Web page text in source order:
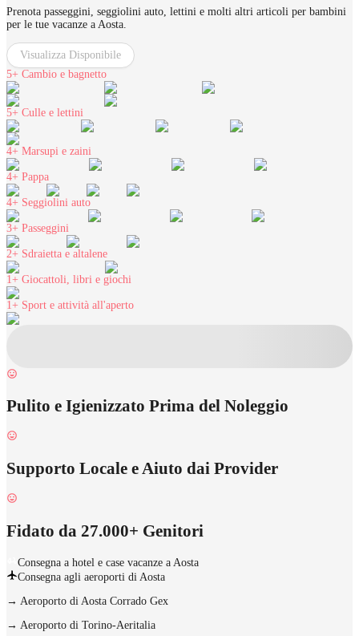
Prenota passeggini, seggiolini auto, lettini e molti altri articoli per bambini
per le tue vacanze a Aosta.
Visualizza Disponibile
5+ Cambio e bagnetto
5+ Culle e lettini
4+ Marsupi e zaini
4+ Pappa
4+ Seggiolini auto
3+ Passeggini
2+ Sdraietta e altalene
1+ Giocattoli, libri e giochi
1+ Sport e attività all'aperto
Pulito e Igienizzato Prima del Noleggio
Supporto Locale e Aiuto dai Provider
Fidato da 27.000+ Genitori
Consegna a hotel e case vacanze a Aosta
Consegna agli aeroporti di Aosta
→ Aeroporto di Aosta Corrado Gex
→ Aeroporto di Torino-Aeritalia